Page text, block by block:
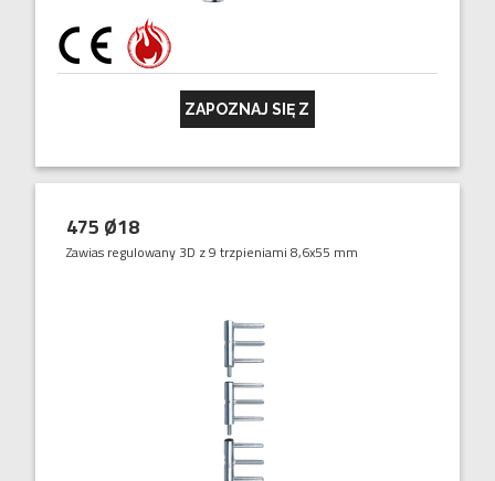
ZAPOZNAJ SIĘ Z
475 Ø18
Zawias regulowany 3D z 9 trzpieniami 8,6x55 mm